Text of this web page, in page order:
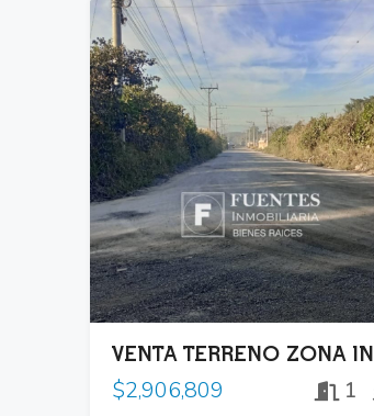
$2,906,809 1